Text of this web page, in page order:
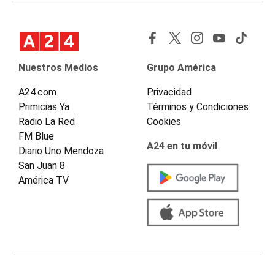
Nuestros Medios
A24.com
Primicias Ya
Radio La Red
FM Blue
Diario Uno Mendoza
San Juan 8
América TV
Grupo América
Privacidad
Términos y Condiciones
Cookies
A24 en tu móvil